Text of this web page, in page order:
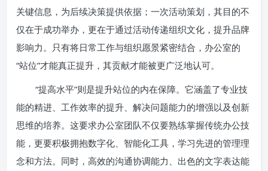
关键信息，为后续决策提供依据；一次活动策划，其目的不
仅在于成功举办，更在于通过活动传递组织文化，提升品牌
影响力。只有将日常工作与组织愿景紧密结合，办公室的
“站位”才能真正提升，其贡献才能被更广泛地认可。
“提高水平”则是提升站位的内在保障。它涵盖了专业技
能的精进、工作效率的提升、解决问题能力的增强以及创新
思维的培养。这要求办公室团队不仅要熟练掌握传统办公技
能，更要积极拥抱数字化、智能化工具，学习先进的管理理
念和方法。同时，高效的沟通协调能力、出色的文字表达能